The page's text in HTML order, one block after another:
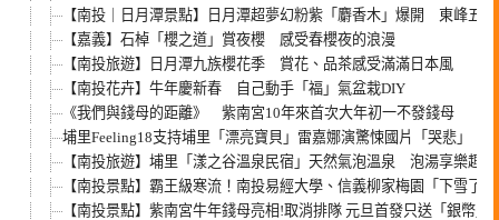
【南投｜日月潭景點】日月潭超夢幻粉紫「麝香木」爆開 東峰五
【嘉義】石棹「櫻之道」賞夜櫻 感受春櫻夜的浪漫
【南投旅遊】日月潭九族櫻花季 賞花、品茶感受滿滿日本風
【南投花卉】牛年慶新春 自己動手「福」氣盆栽DIY
《我們與錢母的距離》 紫南宮10年來首次大年初一不發錢母
埔里Feeling18支持埔里「漂亮寶貝」雷嘉娜演驚悚國片「哭悲」
【南投旅遊】埔里「漾之谷溫泉民宿」天然氣泡溫泉 泡湯享樂趣
【南投景點】霸王級寒流！南投易經大學、信義柳家梅園「下雪了
【南投景點】紫南宮牛年錢母亮相!取消排隊 元旦首發只送「銀幣」